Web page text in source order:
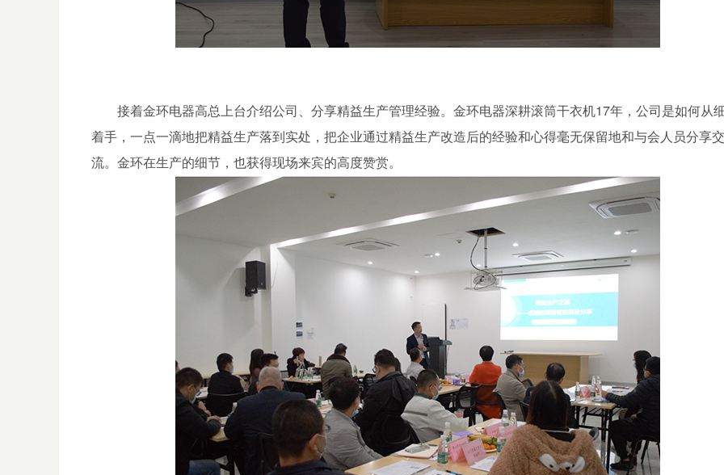
接着金环电器高总上台介绍公司、分享精益生产管理经验。金环电器深耕滚筒干衣机17年，公司是如何从
着手，一点一滴地把精益生产落到实处，把企业通过精益生产改造后的经验和心得毫无保留地和与会人员分享交
流。金环在生产的细节，也获得现场来宾的高度赞赏。